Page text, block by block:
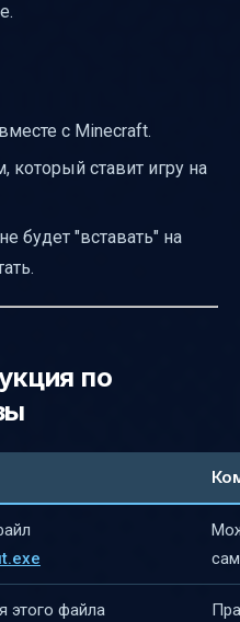
с Minecraft.
который ставит игру на
будет "вставать" на
по
этого файла